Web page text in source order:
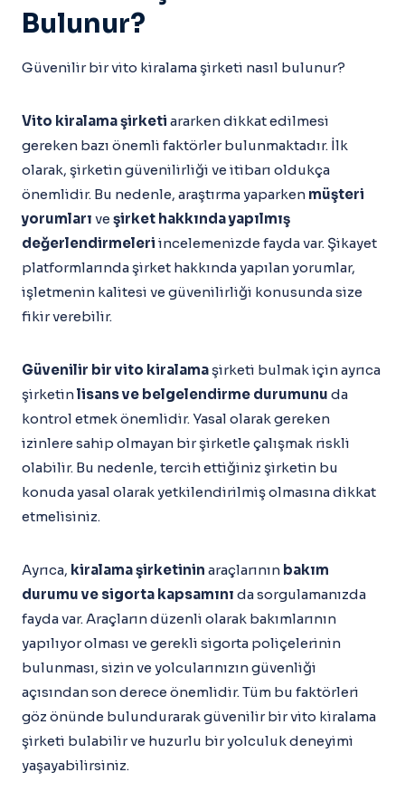
Bulunur?
Güvenilir bir vito kiralama şirketi nasıl bulunur?
Vito kiralama şirketi ararken dikkat edilmesi
gereken bazı önemli faktörler bulunmaktadır. İlk
olarak, şirketin güvenilirliği ve itibarı oldukça
önemlidir. Bu nedenle, araştırma yaparken müşteri
yorumları ve şirket hakkında yapılmış
değerlendirmeleri incelemenizde fayda var. Şikayet
platformlarında şirket hakkında yapılan yorumlar,
işletmenin kalitesi ve güvenilirliği konusunda size
fikir verebilir.
Güvenilir bir vito kiralamaşirketi bulmak için ayrıca
şirketinlisans ve belgelendirme durumunu da
kontrol etmek önemlidir. Yasal olarak gereken
izinlere sahip olmayan bir şirketle çalışmak riskli
olabilir. Bu nedenle, tercih ettiğiniz şirketin bu
konuda yasal olarak yetkilendirilmiş olmasına dikkat
etmelisiniz.
Ayrıca, kiralama şirketinin araçlarının bakım
durumu ve sigorta kapsamını da sorgulamanızda
fayda var. Araçların düzenli olarak bakımlarının
yapılıyor olması ve gerekli sigorta poliçelerinin
bulunması, sizin ve yolcularınızın güvenliği
açısından son derece önemlidir. Tüm bu faktörleri
göz önünde bulundurarak güvenilir bir vito kiralama
şirketi bulabilir ve huzurlu bir yolculuk deneyimi
yaşayabilirsiniz.